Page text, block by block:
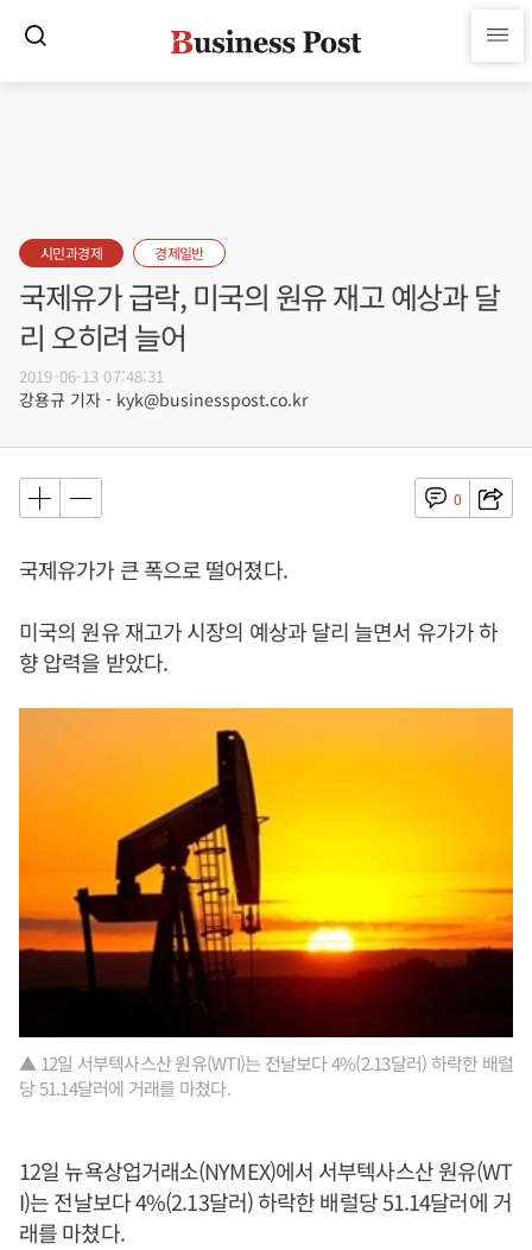
시민과경제 경제일반
국제유가 급락, 미국의 원유 재고 예상과 달
리 오히려 늘어
2019-06-13 07:48:31
강용규 기자 - kyk@businesspost.co.kr
0
국제유가가 큰 폭으로 떨어졌다.
미국의 원유 재고가 시장의 예상과 달리 늘면서 유가가 하
향 압력을 받았다.
▲ 12일 서부텍사스산 원유(WTI)는 전날보다 4%(2.13달러) 하락한 배럴
당 51.14달러에 거래를 마쳤다.
12일 뉴욕상업거래소(NYMEX)에서 서부텍사스산 원유(WT
I)는 전날보다 4%(2.13달러) 하락한 배럴당 51.14달러에 거
래를 마쳤다.